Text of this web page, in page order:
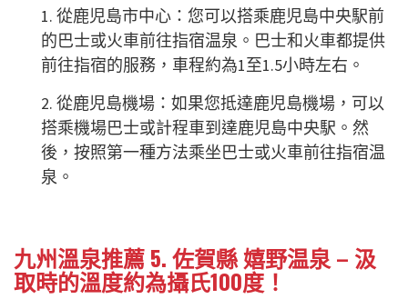
1. 從鹿児島市中心：您可以搭乘鹿児島中央駅前
的巴士或火車前往指宿温泉。巴士和火車都提供
前往指宿的服務，車程約為1至1.5小時左右。
2. 從鹿児島機場：如果您抵達鹿児島機場，可以
搭乘機場巴士或計程車到達鹿児島中央駅。然
後，按照第一種方法乘坐巴士或火車前往指宿温
泉。
九州溫泉推薦 5. 佐賀縣 嬉野温泉 – 汲
取時的溫度約為攝氏100度！